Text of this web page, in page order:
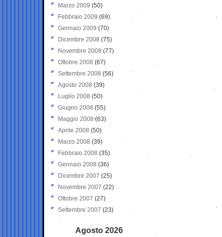
Marzo 2009 (50)
Febbraio 2009 (69)
Gennaio 2009 (70)
Dicembre 2008 (75)
Novembre 2008 (77)
Ottobre 2008 (67)
Settembre 2008 (56)
Agosto 2008 (39)
Luglio 2008 (50)
Giugno 2008 (55)
Maggio 2008(63)
Aprile 2008 (50)
Marzo 2008 (39)
Febbraio 2008 (35)
Gennaio 2008 (36)
Dicembre 2007 (25)
Novembre 2007 (22)
Ottobre 2007 (27)
Settembre 2007 (23)
Agosto 2026